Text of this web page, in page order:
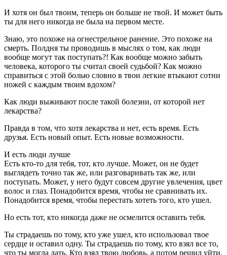
И хотя он был твоим, теперь он больше не твой. И может быть
ты для него никогда не была на первом месте.
Знаю, это похоже на огнестрельное ранение. Это похоже на
смерть. Полдня ты проводишь в мыслях о том, как люди
вообще могут так поступать?! Как вообще можно забыть
человека, которого ты считал своей судьбой? Как можно
справиться с этой болью словно в твои легкие втыкают сотни
ножей с каждым твоим вдохом?
Как люди выживают после такой болезни, от которой нет
лекарства?
Правда в том, что хотя лекарства и нет, есть время. Есть
друзья. Есть новый опыт. Есть новые возможности.
И есть люди лучше
Есть кто-то для тебя, тот, кто лучше. Может, он не будет
выглядеть точно так же, или разговаривать так же, или
поступать. Может, у него будут совсем другие увлечения, цвет
волос и глаз. Понадобится время, чтобы не сравнивать их.
Понадобится время, чтобы перестать хотеть того, кто ушел.
Но есть тот, кто никогда даже не осмелится оставить тебя.
Ты страдаешь по тому, кто уже ушел, кто использовал твое
сердце и оставил одну. Ты страдаешь по тому, кто взял все то,
что ты могла дать. Кто взял твою любовь, а потом решил уйти.